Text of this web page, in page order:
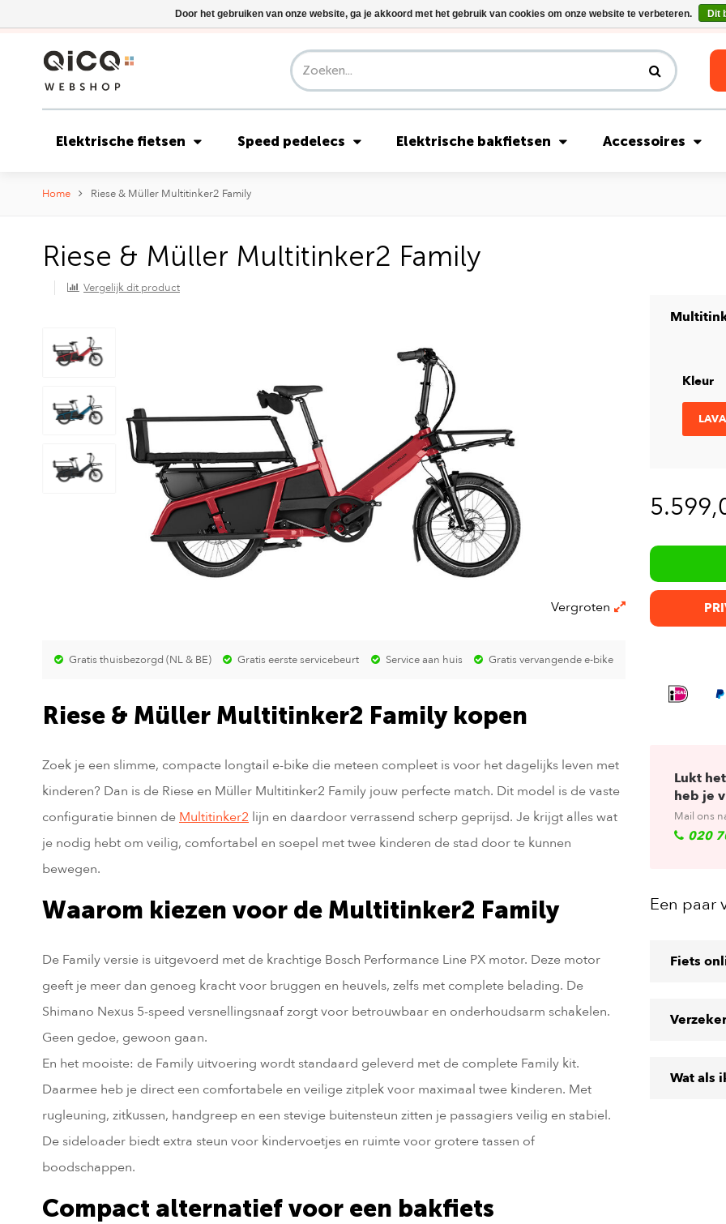
Riese & Müller Nevo5 Silent Core nu direct uit voorraad leverbaar!
Elektrische fietsen Speed pedelecs Elektrische bakfietsen Accessoires
Home Riese & Müller Multitinker2 Family
Riese & Müller Multitinker2 Family
Vergelijk dit product
Vergroten
Gratis thuisbezorgd (NL & BE) Gratis eerste servicebeurt Service aan huis Gratis vervangende e-bike
Riese & Müller Multitinker2 Family kopen
Zoek je een slimme, compacte longtail e-bike die meteen compleet is voor het dagelijks leven met
kinderen? Dan is de Riese en Müller Multitinker2 Family jouw perfecte match. Dit model is de vaste
configuratie binnen de Multitinker2 lijn en daardoor verrassend scherp geprijsd. Je krijgt alles wat
je nodig hebt om veilig, comfortabel en soepel met twee kinderen de stad door te kunnen
bewegen.
Waarom kiezen voor de Multitinker2 Family
De Family versie is uitgevoerd met de krachtige Bosch Performance Line PX motor. Deze motor
geeft je meer dan genoeg kracht voor bruggen en heuvels, zelfs met complete belading. De
Shimano Nexus 5-speed versnellingsnaaf zorgt voor betrouwbaar en onderhoudsarm schakelen.
Geen gedoe, gewoon gaan.
En het mooiste: de Family uitvoering wordt standaard geleverd met de complete Family kit.
Daarmee heb je direct een comfortabele en veilige zitplek voor maximaal twee kinderen. Met
rugleuning, zitkussen, handgreep en een stevige buitensteun zitten je passagiers veilig en stabiel.
De sideloader biedt extra steun voor kindervoetjes en ruimte voor grotere tassen of
boodschappen.
Compact alternatief voor een bakfiets
Kleur
LAVA
Lukt
heb je
Mail ons
020
Een paar
Fiets
Wat als
Door het gebruiken van onze website, ga je akkoord met het gebruik van cookies om onze website te verbeteren. Dit